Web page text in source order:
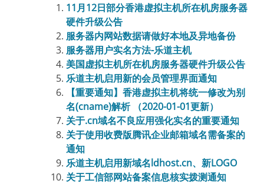
11月12日部分香港虚拟主机所在机房服务器
硬件升级公告
服务器内网站数据请做好本地及异地备份
服务器用户实名方法-乐道主机
美国虚拟主机所在机房服务器硬件升级公告
乐道主机启用新的会员管理界面通知
【重要通知】香港虚拟主机将统一修改为别
名(cname)解析 （2020-01-01更新）
关于.cn域名不良应用强化实名的重要通知
关于使用收费版腾讯企业邮箱域名需备案的
通知
乐道主机启用新域名ldhost.cn、新LOGO
关于工信部网站备案信息核实拨测通知